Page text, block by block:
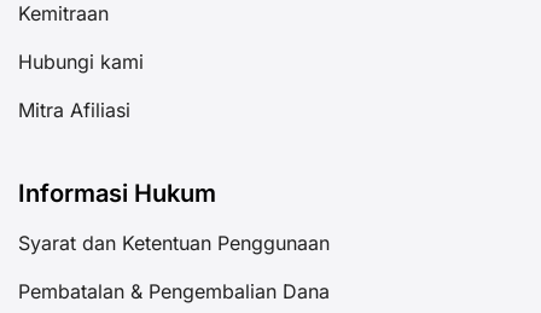
Kemitraan
Hubungi kami
Mitra Afiliasi
Informasi Hukum
Syarat dan Ketentuan Penggunaan
Pembatalan & Pengembalian Dana